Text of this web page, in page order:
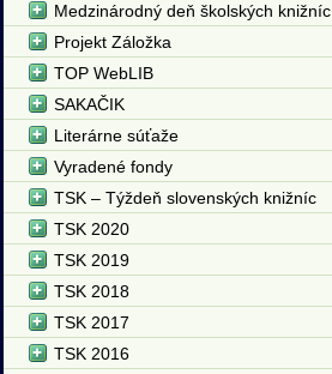
Medzinárodný deň školských knižníc
Projekt Záložka
TOP WebLIB
SAKAČIK
Literárne súťaže
Vyradené fondy
TSK – Týždeň slovenských knižníc
TSK 2020
TSK 2019
TSK 2018
TSK 2017
TSK 2016